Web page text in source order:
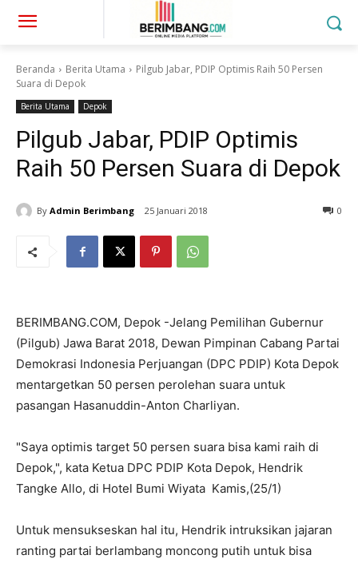
Beranda Berita Utama
Pilgub Jabar, PDIP Optimis Raih 50 Persen
Suara di Depok
Berita Utama Depok
Pilgub Jabar, PDIP Optimis
Raih 50 Persen Suara di Depok
By Admin Berimbang 25 Januari 2018 0
BERIMBANG.COM, Depok -Jelang Pemilihan Gubernur
(Pilgub) Jawa Barat 2018, Dewan Pimpinan Cabang Partai
Demokrasi Indonesia Perjuangan (DPC PDIP) Kota Depok
mentargetkan 50 persen perolehan suara untuk
pasangan Hasanuddin-Anton Charliyan.
"Saya optimis target 50 persen suara bisa kami raih di
Depok,", kata Ketua DPC PDIP Kota Depok, Hendrik
Tangke Allo, di Hotel Bumi Wiyata Kamis,(25/1)
Untuk mensukseskan hal itu, Hendrik intruksikan jajaran
ranting partai berlambang moncong putih untuk bisa